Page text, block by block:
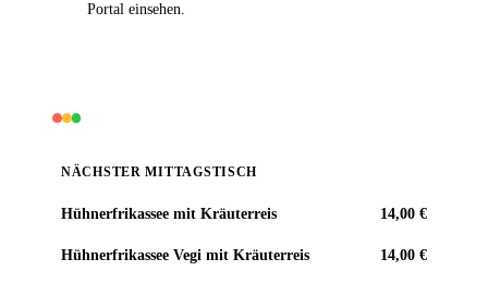
Portal einsehen.
NÄCHSTER MITTAGSTISCH
Hühnerfrikassee mit Kräuterreis 14,00 €
Hühnerfrikassee Vegi mit Kräuterreis 14,00 €